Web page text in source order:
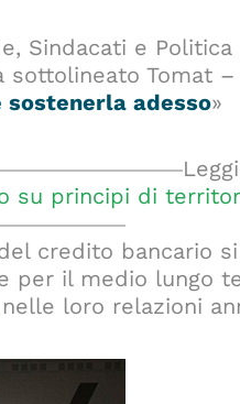
Sindacati e Politica
sottolineato Tomat
sostenerla adesso»
su principi di
credito bancario
per il medio lungo
nelle loro relazioni